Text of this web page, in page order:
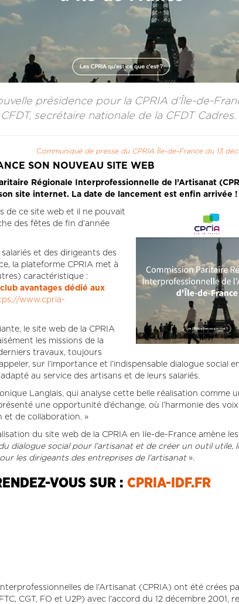
présidence pour la CPRIA d'Île-de-
secrétaire nationale de la CFDT Cadres.
Communiqué de presse du CPRIA Île-de-France du 13
SON NOUVEAU SITE WEB
Régionale Interprofessionnelle de l’Artisanat
site internet. La date de lancement est enfin arrivée !
de ce site web et il ne pouvait
des fêtes de fin d’année
et des dirigeants des
la plateforme CPRIA met à
caractéristique :
avantages dédié aux
www.cpria-
le site web de la CPRIA
les missions de la
travaux, toujours
sur l’importance et l’indispensable dialogue social
au service des artisans et de leurs salariés.
Langlais, qui analyse cette belle réalisation comme
une opportunité d’échange, où l’harmonie des
et de collaboration. »
du site web de la CPRIA en Ile-de-France amène
dialogue social pour l’artisanat et de créer un outil utile,
les dirigeants des entreprises de l’artisanat».
VOUS SUR : CPRIA-IDF.FR
de l’Artisanat (CPRIA) ont été crées
CGT, FO et U2P) avec l’accord du 12 décembre 2001,